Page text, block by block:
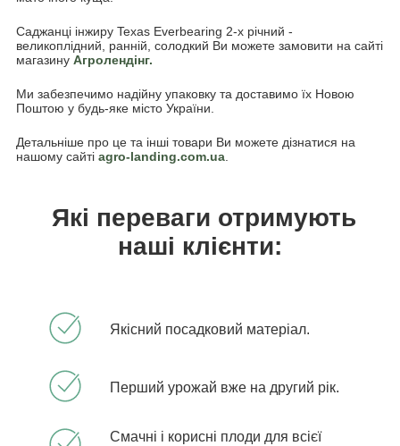
Саджанці інжиру Texas Everbearing 2-х річний -
великоплідний, ранній, солодкий Ви можете замовити на сайті
магазину Агролендінг.
Ми забезпечимо надійну упаковку та доставимо їх Новою
Поштою у будь-яке місто України.
Детальніше про це та інші товари Ви можете дізнатися на
нашому сайті agro-landing.com.ua
Які переваги отримують
наші клієнти:
Якісний посадковий матеріал.
Перший урожай вже на другий рік.
Смачні і корисні плоди для всієї